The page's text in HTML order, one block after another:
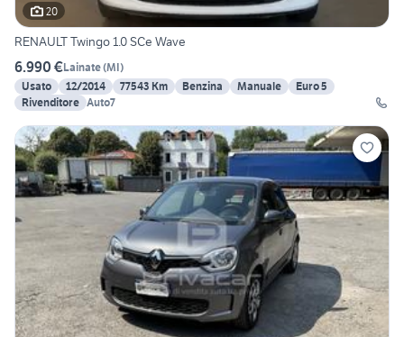
20
RENAULT Twingo 1.0 SCe Wave
6.990 €Lainate(MI)
Usato
12/2014 77543 Km Benzina Manuale
Euro 5
Rivenditore Auto7